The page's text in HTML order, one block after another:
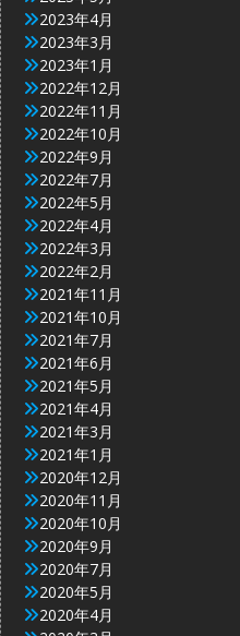
2023年4月
2023年3月
2023年1月
2022年12月
2022年11月
2022年10月
2022年9月
2022年7月
2022年5月
2022年4月
2022年3月
2022年2月
2021年11月
2021年10月
2021年7月
2021年6月
2021年5月
2021年4月
2021年3月
2021年1月
2020年12月
2020年11月
2020年10月
2020年9月
2020年7月
2020年5月
2020年4月